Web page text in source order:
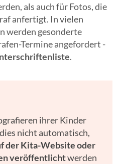
als auch für Fotos, die
anfertigt. In vielen
werden gesonderte
Termine angefordert -
.
ihrer Kinder
nicht automatisch,
der Kita-Website oder
veröffentlichtwerden